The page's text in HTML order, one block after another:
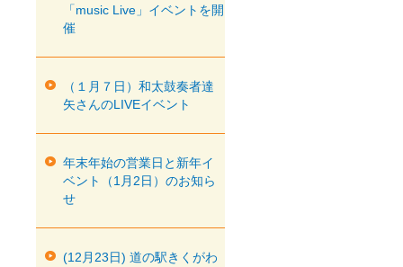
「music Live」イベントを開
催
（１月７日）和太鼓奏者達
矢さんのLIVEイベント
年末年始の営業日と新年イ
ベント（1月2日）のお知ら
せ
(12月23日) 道の駅きくがわ